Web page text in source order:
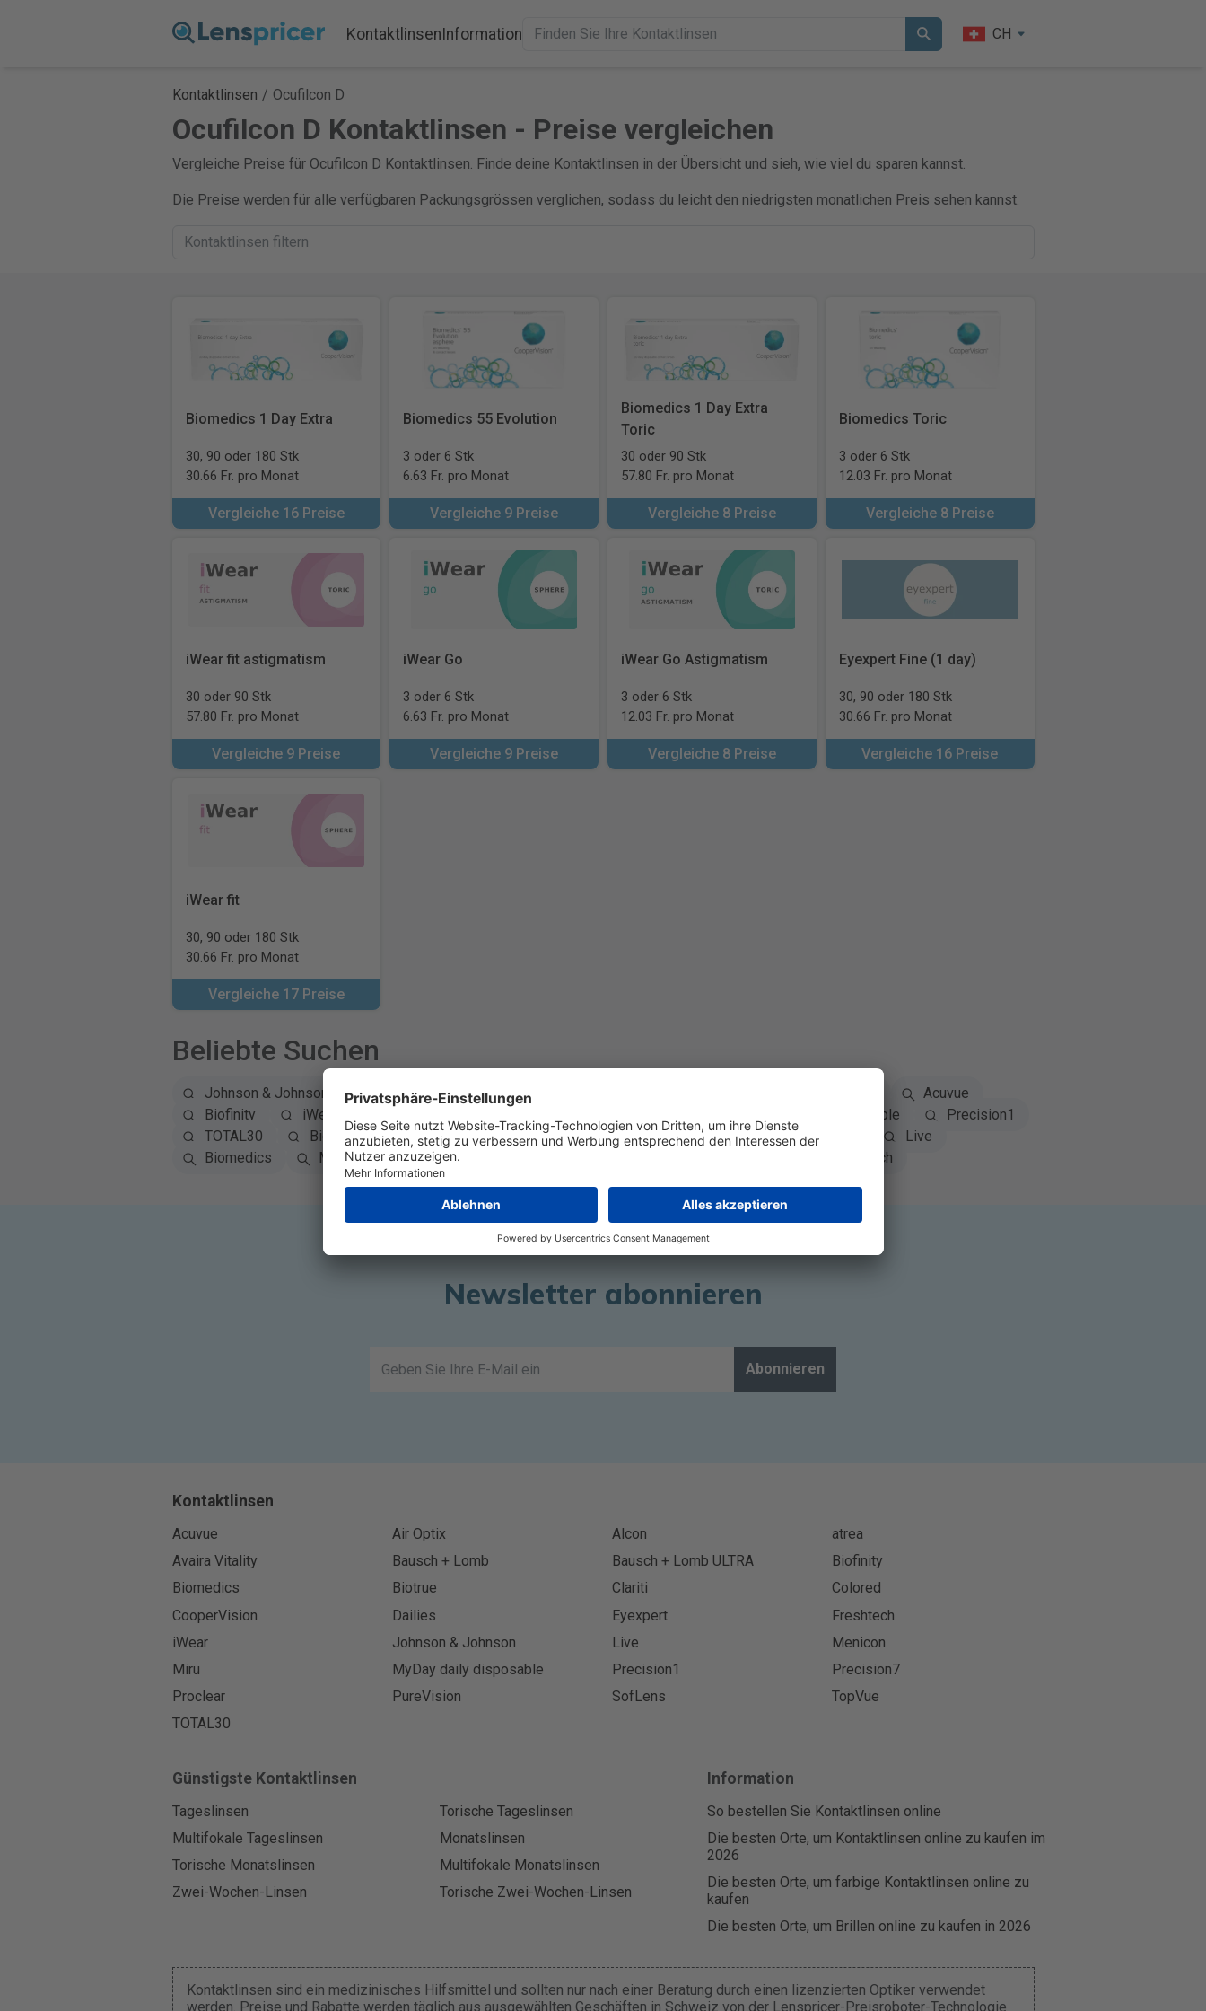
KontaktlinsenInformation CH
Kontaktlinsen / Ocufilcon D
Ocufilcon D Kontaktlinsen - Preise vergleichen
Vergleiche Preise für Ocufilcon D Kontaktlinsen. Finde deine Kontaktlinsen in der Übersicht und sieh, wie viel du sparen kannst.
Die Preise werden für alle verfügbaren Packungsgrössen verglichen, sodass du leicht den niedrigsten monatlichen Preis sehen kannst.
Biomedics 1 Day Extra
30, 90 oder 180 Stk
30.66 Fr. pro Monat
Vergleiche 16 Preise
Biomedics 55 Evolution
3 oder 6 Stk
6.63 Fr. pro Monat
Vergleiche 9 Preise
Biomedics 1 Day Extra
Toric
30 oder 90 Stk
57.80 Fr. pro Monat
Vergleiche 8 Preise
Biomedics Toric
3 oder 6 Stk
12.03 Fr. pro Monat
Vergleiche 8 Preise
iWear fit astigmatism
30 oder 90 Stk
57.80 Fr. pro Monat
Vergleiche 9 Preise
iWear Go
3 oder 6 Stk
6.63 Fr. pro Monat
Vergleiche 9 Preise
iWear Go Astigmatism
3 oder 6 Stk
12.03 Fr. pro Monat
Vergleiche 8 Preise
Eyexpert Fine (1 day)
30, 90 oder 180 Stk
30.66 Fr. pro Monat
Vergleiche 16 Preise
iWear fit
30, 90 oder 180 Stk
30.66 Fr. pro Monat
Vergleiche 17 Preise
Beliebte Suchen
Johnson & Johnson Alcon Bausch + Lomb
Acuvue
Biofinity
iWear MyDay daily disposable
Precision1
TOTAL30
Biotrue SofLens Bausch + Lomb ULTRA Proclear PureVision
Live
Biomedics
Miru Avaira Vitality Freshtech
Newsletter abonnieren
Abonnieren
Kontaktlinsen
Acuvue Air Optix Alcon
atrea
Avaira Vitality
Bausch + Lomb Bausch + Lomb ULTRA
Biofinity
Biomedics
Biotrue Clariti
Colored
CooperVision
Dailies Eyexpert
Freshtech
iWear
Johnson & Johnson Live
Menicon
Miru
MyDay daily disposable Precision1
Precision7
Proclear
PureVision SofLens
TopVue
TOTAL30
Günstigste Kontaktlinsen
Tageslinsen
Torische Tageslinsen
Multifokale Tageslinsen
Monatslinsen
Torische Monatslinsen
Multifokale Monatslinsen
Zwei-Wochen-Linsen
Torische Zwei-Wochen-Linsen
Information
So bestellen Sie Kontaktlinsen online
Die besten Orte, um Kontaktlinsen online zu kaufen im
2026
Die besten Orte, um farbige Kontaktlinsen online zu
kaufen
Die besten Orte, um Brillen online zu kaufen in 2026
Kontaktlinsen sind ein medizinisches Hilfsmittel und sollten nur nach einer Beratung durch einen lizenzierten Optiker verwendet
werden. Preise und Rabatte werden täglich aus ausgewählten Geschäften in Schweiz von der Lenspricer-Preisroboter-Technologie